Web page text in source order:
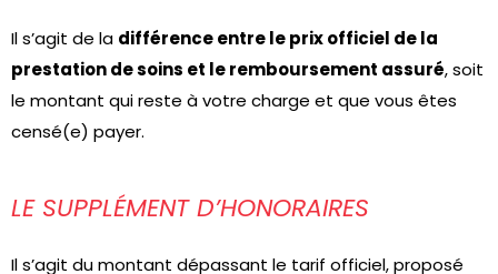
Il s’agit de la différence entre le prix officiel de la
prestation de soins et le remboursement assuré, soit
le montant qui reste à votre charge et que vous êtes
censé(e) payer.
LE SUPPLÉMENT D’HONORAIRES
Il s’agit du montant dépassant le tarif officiel, proposé